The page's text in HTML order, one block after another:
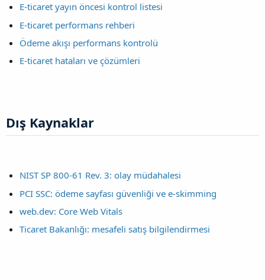
E-ticaret yayın öncesi kontrol listesi
E-ticaret performans rehberi
Ödeme akışı performans kontrolü
E-ticaret hataları ve çözümleri
Dış Kaynaklar​
NIST SP 800-61 Rev. 3: olay müdahalesi
PCI SSC: ödeme sayfası güvenliği ve e-skimming
web.dev: Core Web Vitals
Ticaret Bakanlığı: mesafeli satış bilgilendirmesi